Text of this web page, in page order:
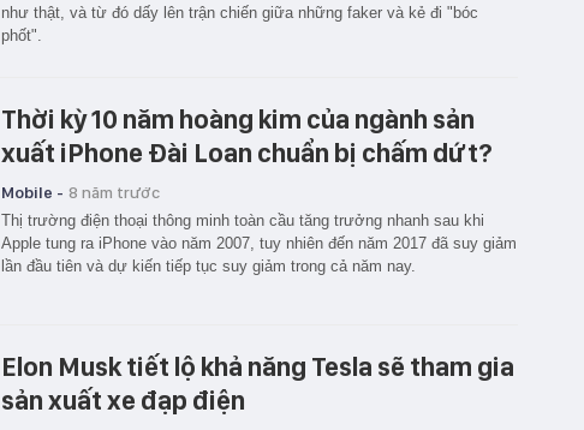
như thật, và từ đó dấy lên trận chiến giữa những faker và kẻ đi "bóc
phốt".
Thời kỳ 10 năm hoàng kim của ngành sản
xuất iPhone Đài Loan chuẩn bị chấm dứt?
Mobile - 8 năm trước
Thị trường điện thoại thông minh toàn cầu tăng trưởng nhanh sau khi
Apple tung ra iPhone vào năm 2007, tuy nhiên đến năm 2017 đã suy giảm
lần đầu tiên và dự kiến tiếp tục suy giảm trong cả năm nay.
Elon Musk tiết lộ khả năng Tesla sẽ tham gia
sản xuất xe đạp điện